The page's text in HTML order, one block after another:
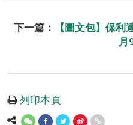
下一篇：
【圖文包】保
月
列印本頁